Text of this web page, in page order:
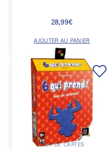
28,99€
AJOUTER AU PANIER
Ajouter
liste de
souhaits
JEUX DE CARTES